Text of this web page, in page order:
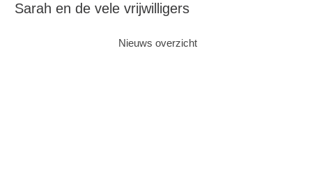
Sarah en de vele vrijwilligers
Nieuws overzicht